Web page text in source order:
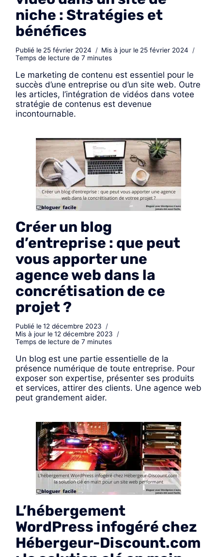
niche : Stratégies et
bénéfices
Publié le 25 février 2024 Mis à jour le 25 février 2024
Temps de lecture de 7 minutes
Le marketing de contenu est essentiel pour le
succès d’une entreprise ou d’un site web. Outre
les articles, l’intégration de vidéos dans votee
stratégie de contenus est devenue
incontournable.
Créer un blog
d’entreprise : que peut
vous apporter une
agence web dans la
concrétisation de ce
projet ?
Publié le12 décembre 2023
Mis à jour le12 décembre 2023
Temps de lecture de 7 minutes
Un blog est une partie essentielle de la
présence numérique de toute entreprise. Pour
exposer son expertise, présenter ses produits
et services, attirer des clients. Une agence web
peut grandement aider.
L’hébergement
WordPress infogéré chez
Hébergeur-Discount.com